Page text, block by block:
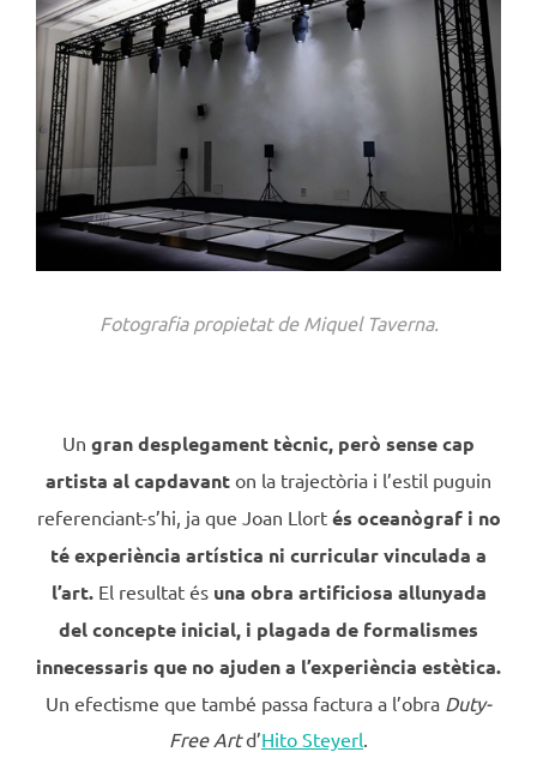
Fotografia propietat de Miquel Taverna.
Un gran desplegament tècnic, però sense cap
artista al capdavant on la trajectòria i l’estil puguin
referenciant-s’hi, ja que Joan Llort és oceanògraf i no
té experiència artística ni curricular vinculada a
l’art. El resultat és una obra artificiosa allunyada
del concepte inicial, i plagada de formalismes
innecessaris que no ajuden a l’experiència estètica.
Un efectisme que també passa factura a l’obra Duty-
Free Artd’Hito Steyerl.